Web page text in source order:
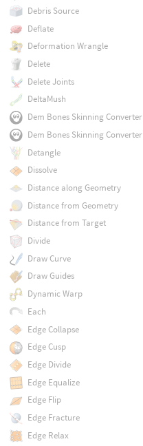
Debris Source
Deflate
Deformation Wrangle
Delete
Delete Joints
DeltaMush
Dem Bones Skinning Converter
Dem Bones Skinning Converter
Detangle
Dissolve
Distance along Geometry
Distance from Geometry
Distance from Target
Divide
Draw Curve
Draw Guides
Dynamic Warp
Each
Edge Collapse
Edge Cusp
Edge Divide
Edge Equalize
Edge Flip
Edge Fracture
Edge Relax